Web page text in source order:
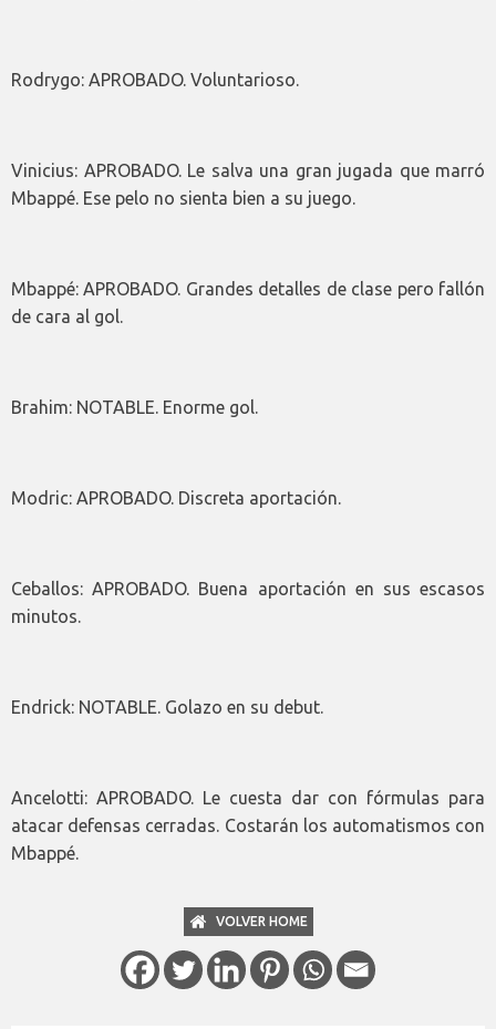
Rodrygo: APROBADO. Voluntarioso.
Vinicius: APROBADO. Le salva una gran jugada que marró
Mbappé. Ese pelo no sienta bien a su juego.
Mbappé: APROBADO. Grandes detalles de clase pero fallón
de cara al gol.
Brahim: NOTABLE. Enorme gol.
Modric: APROBADO. Discreta aportación.
Ceballos: APROBADO. Buena aportación en sus escasos
minutos.
Endrick: NOTABLE. Golazo en su debut.
Ancelotti: APROBADO. Le cuesta dar con fórmulas para
atacar defensas cerradas. Costarán los automatismos con
Mbappé.
VOLVER HOME